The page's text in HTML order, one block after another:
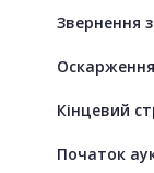
Звернення
Кінцевий
Початок